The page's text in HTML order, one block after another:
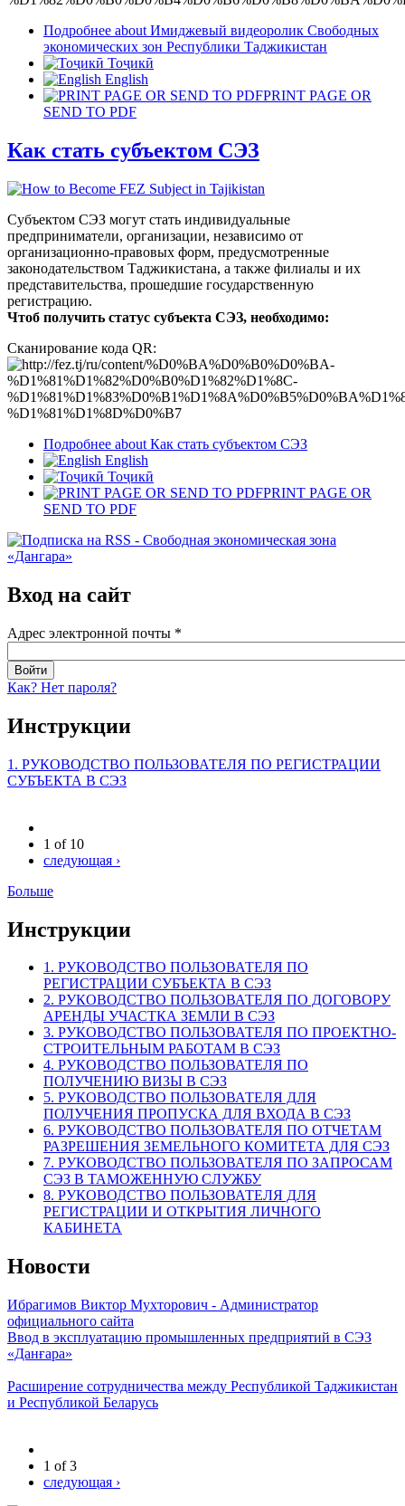
Подробнее about Имиджевый видеоролик Свободных
экономических зон Республики Таджикистан
Тоҷикӣ
English
PRINT PAGE OR
SEND TO PDF
Как стать субъектом СЭЗ
Субъектом СЭЗ могут стать индивидуальные
предприниматели, организации, независимо от
организационно-правовых форм, предусмотренные
законодательством Таджикистана, а также филиалы и их
представительства, прошедшие государственную
регистрацию.
Чтоб получить статус субъекта СЭЗ, необходимо:
Сканирование кода QR:
Подробнее about Как стать субъектом СЭЗ
English
Тоҷикӣ
PRINT PAGE OR
SEND TO PDF
Вход на сайт
Адрес электронной почты *
Как? Нет пароля?
Инструкции
1. РУКОВОДСТВО ПОЛЬЗОВАТЕЛЯ ПО РЕГИСТРАЦИИ
СУБЪЕКТА В СЭЗ
1 of 10
следующая ›
Больше
Инструкции
1. РУКОВОДСТВО ПОЛЬЗОВАТЕЛЯ ПО
РЕГИСТРАЦИИ СУБЪЕКТА В СЭЗ
2. РУКОВОДСТВО ПОЛЬЗОВАТЕЛЯ ПО ДОГОВОРУ
АРЕНДЫ УЧАСТКА ЗЕМЛИ В СЭЗ
3. РУКОВОДСТВО ПОЛЬЗОВАТЕЛЯ ПО ПРОЕКТНО-
СТРОИТЕЛЬНЫМ РАБОТАМ В СЭЗ
4. РУКОВОДСТВО ПОЛЬЗОВАТЕЛЯ ПО
ПОЛУЧЕНИЮ ВИЗЫ В СЭЗ
5. РУКОВОДСТВО ПОЛЬЗОВАТЕЛЯ ДЛЯ
ПОЛУЧЕНИЯ ПРОПУСКА ДЛЯ ВХОДА В СЭЗ
6. РУКОВОДСТВО ПОЛЬЗОВАТЕЛЯ ПО ОТЧЕТАМ
РАЗРЕШЕНИЯ ЗЕМЕЛЬНОГО КОМИТЕТА ДЛЯ СЭЗ
7. РУКОВОДСТВО ПОЛЬЗОВАТЕЛЯ ПО ЗАПРОСАМ
СЭЗ В ТАМОЖЕННУЮ СЛУЖБУ
8. РУКОВОДСТВО ПОЛЬЗОВАТЕЛЯ ДЛЯ
РЕГИСТРАЦИИ И ОТКРЫТИЯ ЛИЧНОГО
КАБИНЕТА
Новости
Ибрагимов Виктор Мухторович - Администратор
официального сайта
Ввод в эксплуатацию промышленных предприятий в СЭЗ
«Данғара»
Расширение сотрудничества между Республикой Таджикистан
и Республикой Беларусь
1 of 3
следующая ›